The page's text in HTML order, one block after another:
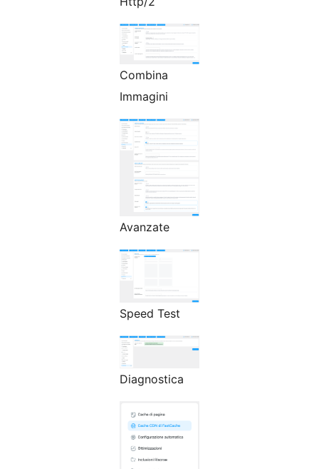
Combina
Immagini
Avanzate
Speed Test
Diagnostica